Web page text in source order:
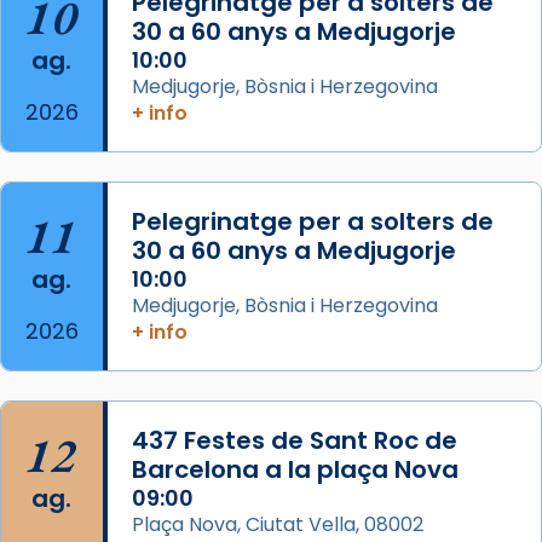
missa d’acció de gràcies en agraïment al
comitè organitzador de la visita apostòlica
del Sant Pare Lleó XIV a Barcelona, i als
col·laboradors, a la Catedral de Barcelona.
concelebrat el bisbe auxiliar de Barcelona,
Mons. David Abadías.
📸 Dr. G. Simón
Photo
View on Facebook · Share
Arquebisbat de Barcelona
2 weeks ago
Memòria de les santes Juliana i
10
ag.
2026
30 a 60 anys a Medjugorje
10:00
Medjugorje, Bòsnia i Herzegovina
+ info
11
ag.
2026
Pelegrinatge per a solters de
30 a 60 anys a Medjugorje
10:00
Medjugorje, Bòsnia i Herzegovina
+ info
12
ag.
437 Festes de Sant Roc de
Barcelona a la plaça Nova
09:00
Plaça Nova, Ciutat Vella, 08002